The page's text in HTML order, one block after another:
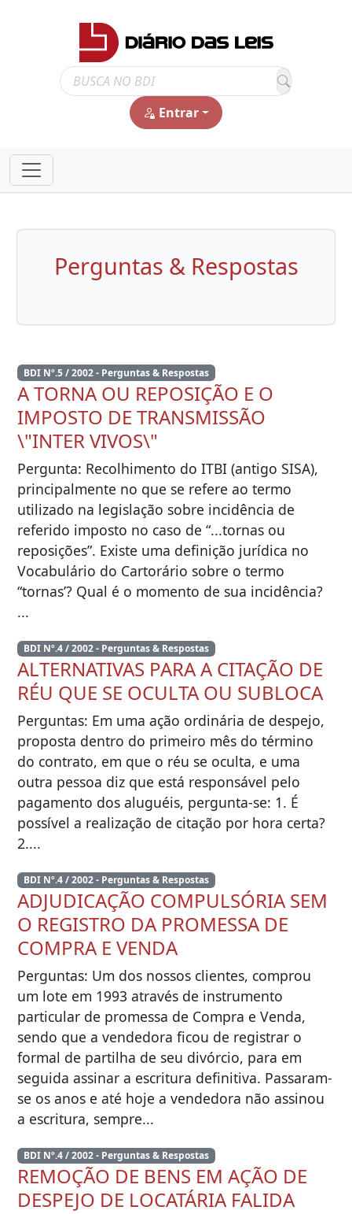
Entrar
Perguntas & Respostas
BDI Nº.5 / 2002 - Perguntas & Respostas
A TORNA OU REPOSIÇÃO E O
IMPOSTO DE TRANSMISSÃO
\"INTER VIVOS\"
Pergunta: Recolhimento do ITBI (antigo SISA),
principalmente no que se refere ao termo
utilizado na legislação sobre incidência de
referido imposto no caso de “...tornas ou
reposições”. Existe uma definição jurídica no
Vocabulário do Cartorário sobre o termo
“tornas’? Qual é o momento de sua incidência?
...
BDI Nº.4 / 2002 - Perguntas & Respostas
ALTERNATIVAS PARA A CITAÇÃO DE
RÉU QUE SE OCULTA OU SUBLOCA
Perguntas: Em uma ação ordinária de despejo,
proposta dentro do primeiro mês do término
do contrato, em que o réu se oculta, e uma
outra pessoa diz que está responsável pelo
pagamento dos aluguéis, pergunta-se: 1. É
possível a realização de citação por hora certa?
2....
BDI Nº.4 / 2002 - Perguntas & Respostas
ADJUDICAÇÃO COMPULSÓRIA SEM
O REGISTRO DA PROMESSA DE
COMPRA E VENDA
Perguntas: Um dos nossos clientes, comprou
um lote em 1993 através de instrumento
particular de promessa de Compra e Venda,
sendo que a vendedora ficou de registrar o
formal de partilha de seu divórcio, para em
seguida assinar a escritura definitiva. Passaram-
se os anos e até hoje a vendedora não assinou
a escritura, sempre...
BDI Nº.4 / 2002 - Perguntas & Respostas
REMOÇÃO DE BENS EM AÇÃO DE
DESPEJO DE LOCATÁRIA FALIDA